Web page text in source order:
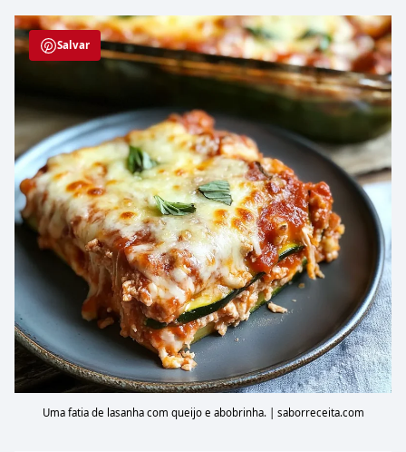
Salvar
Uma fatia de lasanha com queijo e abobrinha. | saborreceita.com